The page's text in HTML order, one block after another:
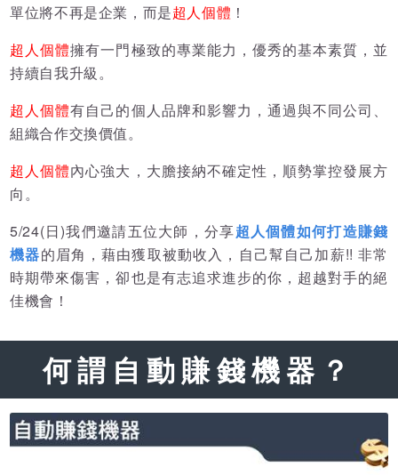
單位將不再是企業，而是超人個體 ！
超人個體擁有一門極致的專業能力，優秀的基本素質，並
持續自我升級。
超人個體有自己的個人品牌和影響力，通過與不同公司、
組織合作交換價值。
超人個體內心強大，大膽接納不確定性，順勢掌控發展方
向。
5/24(日)我們邀請五位大師，分享超人個體如何打造賺錢
機器的眉角，藉由獲取被動收入，自己幫自己加薪!! 非常
時期帶來傷害，卻也是有志追求進步的你，超越對手的絕
佳機會！
何謂自動賺錢機器？